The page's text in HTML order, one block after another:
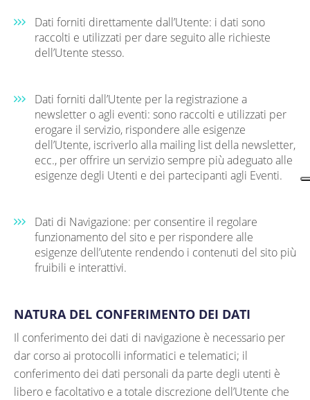
Dati forniti direttamente dall’Utente: i dati sono
raccolti e utilizzati per dare seguito alle richieste
dell’Utente stesso.
Dati forniti dall’Utente per la registrazione a
newsletter o agli eventi: sono raccolti e utilizzati per
erogare il servizio, rispondere alle esigenze
dell’Utente, iscriverlo alla mailing list della newsletter,
ecc., per offrire un servizio sempre più adeguato alle
esigenze degli Utenti e dei partecipanti agli Eventi.
Dati di Navigazione: per consentire il regolare
funzionamento del sito e per rispondere alle
esigenze dell’utente rendendo i contenuti del sito più
fruibili e interattivi.
NATURA DEL CONFERIMENTO DEI DATI
Il conferimento dei dati di navigazione è necessario per
dar corso ai protocolli informatici e telematici; il
conferimento dei dati personali da parte degli utenti è
libero e facoltativo e a totale discrezione dell’Utente che